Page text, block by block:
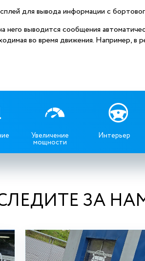
для вывода информации с
выводится сообщения
во время движения. Например,
Увеличение
мощности
Интерьер
ЗА